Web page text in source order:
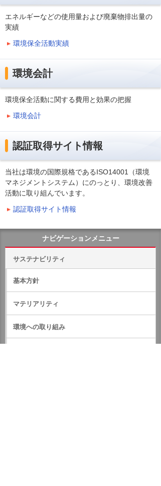
エネルギーなどの使用量および廃棄物排出量の
実績
環境保全活動実績
環境会計
環境保全活動に関する費用と効果の把握
環境会計
認証取得サイト情報
当社は環境の国際規格であるISO14001（環境
マネジメントシステム）にのっとり、環境改善
活動に取り組んでいます。
認証取得サイト情報
ナビゲーションメニュー
サステナビリティ
基本方針
マテリアリティ
環境への取り組み